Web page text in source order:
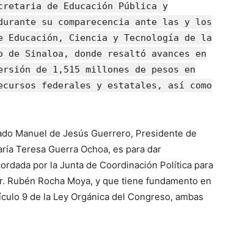
de Educación Pública y
su comparecencia ante las y los
Educación, Ciencia y Tecnología de la
de Sinaloa, donde resaltó avances en
de 1,515 millones de pesos en
federales y estatales, así como
Manuel de Jesús Guerrero, Presidente de
Teresa Guerra Ochoa, es para dar
por la Junta de Coordinación Política para
Rocha Moya, y que tiene fundamento en
9 de la Ley Orgánica del Congreso, ambas